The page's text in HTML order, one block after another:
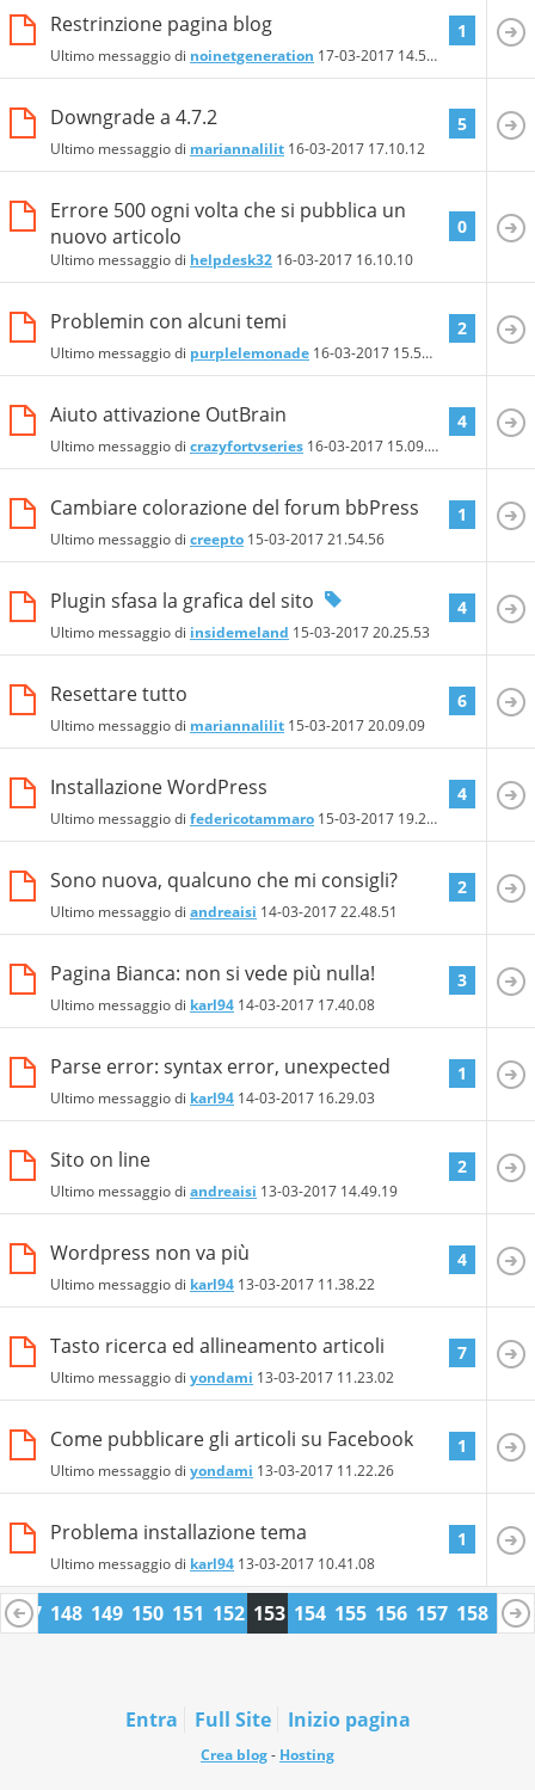
Restrinzione pagina blog
Ultimo messaggio di noinetgeneration 17-03-2017 14.59.28
1
Downgrade a 4.7.2
Ultimo messaggio di mariannalilit 16-03-2017 17.10.12
5
Errore 500 ogni volta che si pubblica un
nuovo articolo
Ultimo messaggio di helpdesk32 16-03-2017 16.10.10
0
Problemin con alcuni temi
Ultimo messaggio di purplelemonade 16-03-2017 15.51.38
2
Aiuto attivazione OutBrain
Ultimo messaggio di crazyfortvseries 16-03-2017 15.09.32
4
Cambiare colorazione del forum bbPress
Ultimo messaggio di creepto 15-03-201721.54.56
1
Plugin sfasa la grafica del sito
Ultimo messaggio di insidemeland 15-03-201720.25.53
4
Resettare tutto
Ultimo messaggio di mariannalilit 15-03-201720.09.09
6
Installazione WordPress
Ultimo messaggio di federicotammaro 15-03-2017 19.22.17
4
Sono nuova, qualcuno che mi consigli?
Ultimo messaggio di andreaisi 14-03-201722.48.51
2
Pagina Bianca: non si vede più nulla!
Ultimo messaggio di karl94 14-03-2017 17.40.08
3
Parse error: syntax error, unexpected
Ultimo messaggio di karl94 14-03-2017 16.29.03
1
Sito on line
Ultimo messaggio di andreaisi 13-03-2017 14.49.19
2
Wordpress non va più
Ultimo messaggio di karl94 13-03-2017 11.38.22
4
Tasto ricerca ed allineamento articoli
Ultimo messaggio di yondami 13-03-2017 11.23.02
7
Come pubblicare gli articoli su Facebook
Ultimo messaggio di yondami 13-03-2017 11.22.26
1
Problema installazione tema
Ultimo messaggio di karl94 13-03-2017 10.41.08
1
147 148 149 150 151 152 153 154 155 156 157 158 159
Entra Full Site Inizio pagina
Crea blog- Hosting